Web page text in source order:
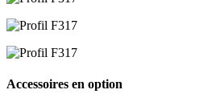
Accessoires en option